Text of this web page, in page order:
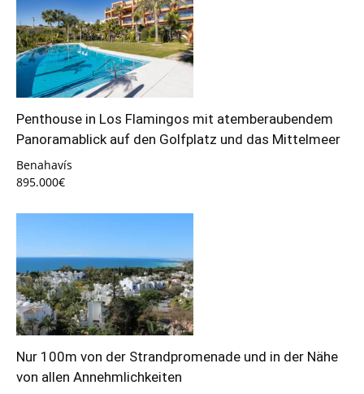
Penthouse in Los Flamingos mit atemberaubendem
Panoramablick auf den Golfplatz und das Mittelmeer
Benahavís
895.000€
Nur 100m von der Strandpromenade und in der Nähe
von allen Annehmlichkeiten